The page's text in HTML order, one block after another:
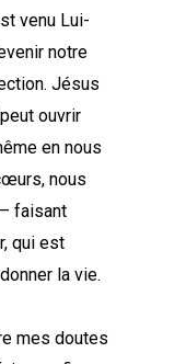
venu Lui-
notre
Jésus
ouvrir
en nous
nous
faisant
qui est
la vie.
mes doutes